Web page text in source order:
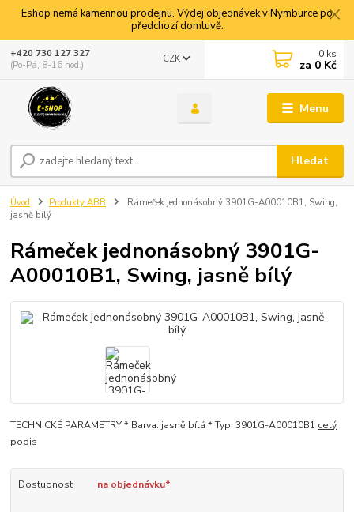
Eshop nemá kamennou prodejnu. Výdej objednávek v Nymburce po
předchozí domluvě.
Menu
CZK
Hledat
+420 730 127 327
(Po-Pá, 8-16 hod.)
0 ks
za 0 Kč
Úvod Produkty ABB
Rámeček jednonásobný 3901G-A00010B1, Swing,
jasně bílý
Rámeček jednonásobný 3901G-
A00010B1, Swing, jasně bílý
TECHNICKÉ PARAMETRY * Barva: jasně bílá * Typ: 3901G-A00010B1 celý
popis
Dostupnost na objednávku*